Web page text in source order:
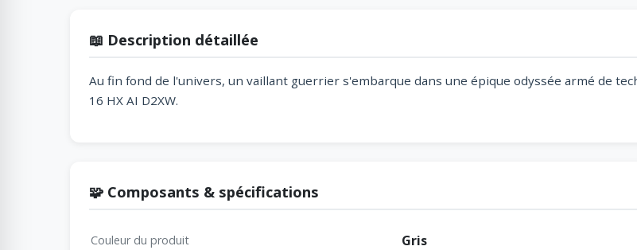
📖 Description détaillée
Au fin fond de l'univers, un vaillant guerrier s'embarque dans une épique odyssée armé de
16 HX AI D2XW.
🧩 Composants & spécifications
Couleur du produit Gris